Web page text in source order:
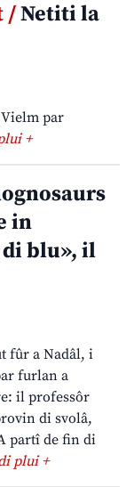
/Netiti la
par
+
in
blu», il
fûr a Nadâl, i
furlan a
il professôr
di svolâ,
partî de fin di
plui +